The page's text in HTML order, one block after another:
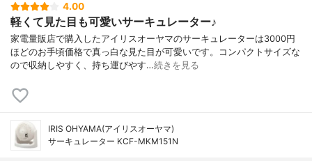
4.00
軽くて見た目も可愛いサーキュレーター♪
家電量販店で購入したアイリスオーヤマのサーキュレーターは3000円
ほどのお手頃価格で真っ白な見た目が可愛いです。コンパクトサイズな
ので収納しやすく、持ち運びやす…続きを見る
IRIS OHYAMA(アイリスオーヤマ)
サーキュレーター KCF-MKM151N